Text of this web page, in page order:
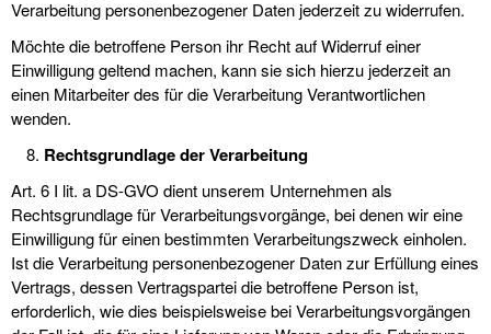
Verarbeitung personenbezogener Daten jederzeit zu widerrufen.
Möchte die betroffene Person ihr Recht auf Widerruf einer
Einwilligung geltend machen, kann sie sich hierzu jederzeit an
einen Mitarbeiter des für die Verarbeitung Verantwortlichen
wenden.
Rechtsgrundlage der Verarbeitung
Art. 6 I lit. a DS-GVO dient unserem Unternehmen als
Rechtsgrundlage für Verarbeitungsvorgänge, bei denen wir eine
Einwilligung für einen bestimmten Verarbeitungszweck einholen.
Ist die Verarbeitung personenbezogener Daten zur Erfüllung eines
Vertrags, dessen Vertragspartei die betroffene Person ist,
erforderlich, wie dies beispielsweise bei Verarbeitungsvorgängen